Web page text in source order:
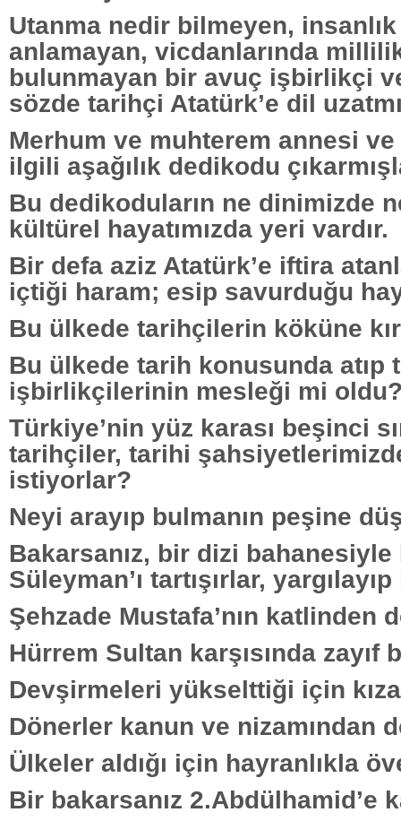
Utanma nedir bilmeyen,
anlamayan, vicdanlarında millilik
bulunmayan bir avuç işbirlikçi
sözde tarihçi Atatürk’e dil
Merhum ve muhterem annesi ve
ilgili aşağılık dedikodu
Bu dedikoduların ne dinimizde
kültürel hayatımızda yeri vardır.
Bir defa aziz Atatürk’e iftira
içtiği haram; esip savurduğu
Bu ülkede tarihçilerin köküne
Bu ülkede tarih konusunda atıp
işbirlikçilerinin mesleği mi
Türkiye’nin yüz karası beşinci
tarihçiler, tarihi
istiyorlar?
Neyi arayıp bulmanın peşine
Bakarsanız, bir dizi
Süleyman’ı tartışırlar,
Şehzade Mustafa’nın katlinden
Hürrem Sultan karşısında zayıf
Devşirmeleri yükselttiği için
Dönerler kanun ve nizamından
Ülkeler aldığı için hayranlıkla
Bir bakarsanız 2.Abdülhamid’e